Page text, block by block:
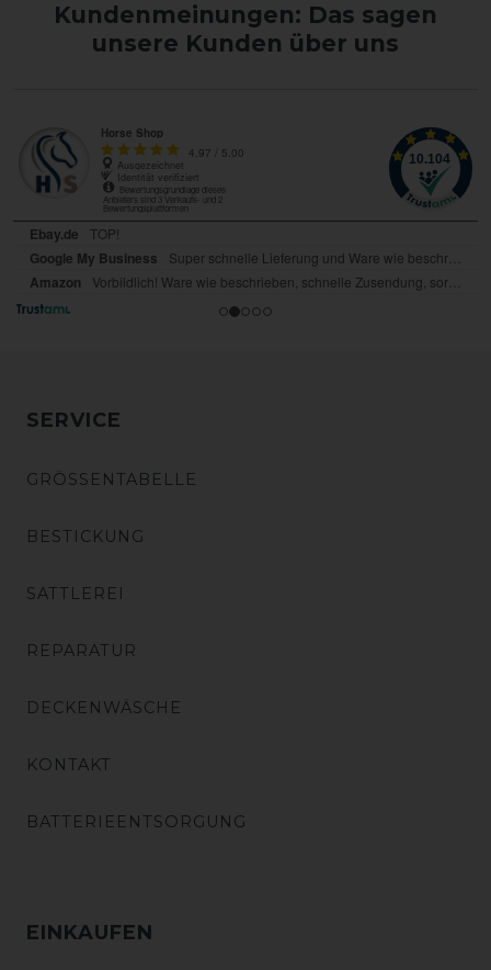
Kundenmeinungen: Das sagen
unsere Kunden über uns
SERVICE
GRÖSSENTABELLE
BESTICKUNG
SATTLEREI
REPARATUR
DECKENWÄSCHE
KONTAKT
BATTERIEENTSORGUNG
EINKAUFEN